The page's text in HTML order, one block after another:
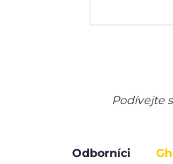
Podívejte
Odborníci